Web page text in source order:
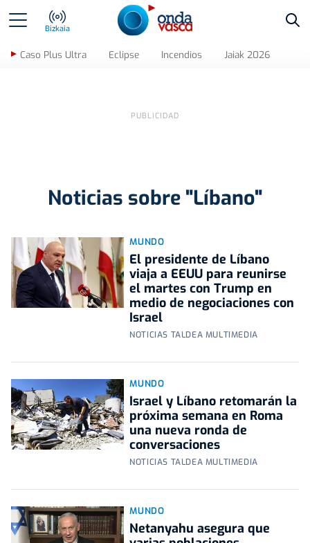
Bizkaia
Caso Plus Ultra Eclipse Incendios Jaiak 2026
Noticias sobre "Líbano"
MUNDO
El presidente de Líbano
viaja a EEUU para reunirse
el martes con Trump en
medio de negociaciones con
Israel
NOTICIAS TALDEA MULTIMEDIA
MUNDO
Israel y Líbano retomarán la
próxima semana en Roma
una nueva ronda de
conversaciones
NOTICIAS TALDEA MULTIMEDIA
MUNDO
Netanyahu asegura que